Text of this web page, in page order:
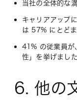
当社の全体的な
キャリアアップ
は 57% にとど
41% の従業員が
性」を挙げました
6. 他の